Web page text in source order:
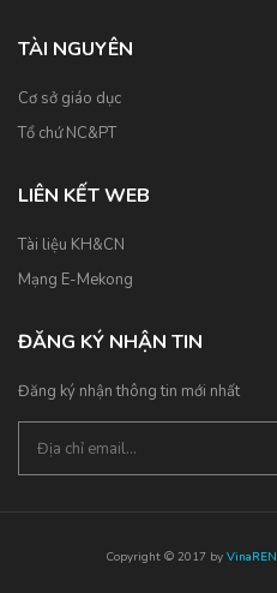
TÀI NGUYÊN
Cơ sở giáo dục
Tổ chứ NC&PT
LIÊN KẾT WEB
Tài liệu KH&CN
Mạng E-Mekong
ĐĂNG KÝ NHẬN TIN
Đăng ký nhận thông tin mới nhất
Copyright © 2017 by VinaREN